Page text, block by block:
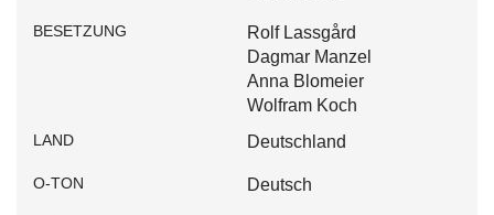
BESETZUNG
Rolf Lassgård
Dagmar Manzel
Anna Blomeier
Wolfram Koch
LAND Deutschland
O-TON Deutsch